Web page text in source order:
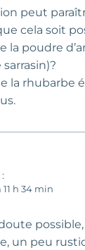
peut
cela soit
la poudre
la rhubarbe
11 h 34 min
un peu